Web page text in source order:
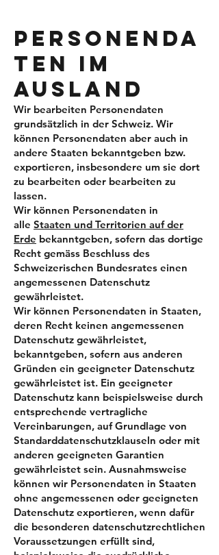
PERSONENDA
TEN IM
AUSLAND
Wir bearbeiten Personendaten
grundsätzlich in der Schweiz. Wir
können Personendaten aber auch in
andere Staaten bekanntgeben bzw.
exportieren, insbesondere um sie dort
zu bearbeiten oder bearbeiten zu
lassen.
Wir können Personendaten in
alle Staaten und Territorien auf der
Erde bekanntgeben, sofern das dortige
Recht gemäss Beschluss des
Schweizerischen Bundesrates einen
angemessenen Datenschutz
gewährleistet.
Wir können Personendaten in Staaten,
deren Recht keinen angemessenen
Datenschutz gewährleistet,
bekanntgeben, sofern aus anderen
Gründen ein geeigneter Datenschutz
gewährleistet ist. Ein geeigneter
Datenschutz kann beispielsweise durch
entsprechende vertragliche
Vereinbarungen, auf Grundlage von
Standard­datenschutzklauseln oder mit
anderen geeigneten Garantien
gewährleistet sein. Ausnahmsweise
können wir Personendaten in Staaten
ohne angemessenen oder geeigneten
Datenschutz exportieren, wenn dafür
die besonderen datenschutz­rechtlichen
Voraussetzungen erfüllt sind,